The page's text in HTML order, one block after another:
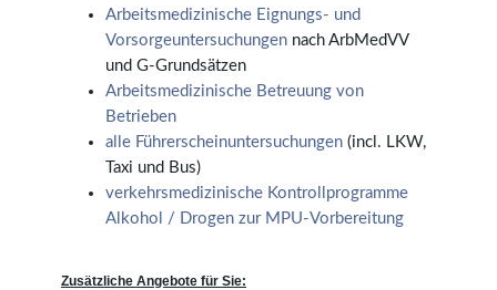
Arbeitsmedizinische Eignungs- und
Vorsorgeuntersuchungen nach ArbMedVV
und G-Grundsätzen
Arbeitsmedizinische Betreuung von
Betrieben
alle Führerscheinuntersuchungen (incl. LKW,
Taxi und Bus)
verkehrsmedizinische Kontrollprogramme
Alkohol / Drogen zur MPU-Vorbereitung
Zusätzliche Angebote für Sie: